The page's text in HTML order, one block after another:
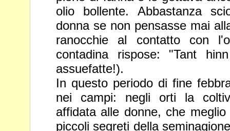
olio bollente. Abbastanza
donna se non pensasse mai
ranocchie al contatto con
contadina rispose: "Tant
assuefatte!).
In questo periodo di fine
nei campi: negli orti la
affidata alle donne, che
piccoli segreti della